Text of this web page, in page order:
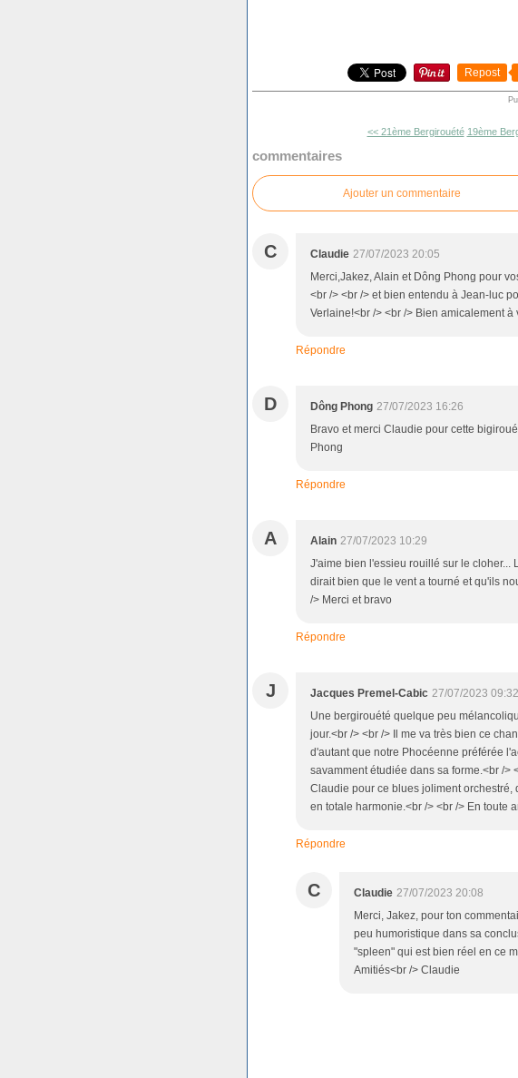
Repost
<< 21ème Bergirouété 19ème
commentaires
Ajouter un commentaire
C Claudie 27/07/2023 20:05
Merci,Jakez, Alain et Dông Phong pour
<br /> <br /> et bien entendu à Jean-luc
Verlaine!<br /> <br /> Bien amicalement à
Répondre
D Dông Phong 27/07/2023 16:26
Bravo et merci Claudie pour cette
Phong
Répondre
A Alain 27/07/2023 10:29
J'aime bien l'essieu rouillé sur le cloher...
dirait bien que le vent a tourné et qu'ils
/> Merci et bravo
Répondre
J Jacques Premel-Cabic 27/07/2023 09:32
Une bergirouété quelque peu
jour.<br /> <br /> Il me va très bien ce
d'autant que notre Phocéenne préférée
savamment étudiée dans sa forme.<br />
Claudie pour ce blues joliment orchestré,
en totale harmonie.<br /> <br /> En toute
Répondre
C Claudie 27/07/2023 20:08
Merci, Jakez, pour ton
peu humoristique dans sa
"spleen" qui est bien réel en ce
Amitiés<br /> Claudie